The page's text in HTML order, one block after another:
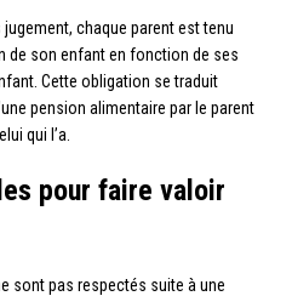
chaque parent est tenu
de son enfant en fonction de ses
Cette obligation se traduit
pension alimentaire par le parent
qui l’a.
pour faire valoir
sont pas respectés suite à une